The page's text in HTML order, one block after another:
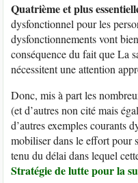
Quatrième et plus
dysfonctionnel pour les
dysfonctionnements vont
conséquence du fait que La
nécessitent une attention
Donc, mis à part les
(et d’autres non cité mais
d’autres exemples courants
mobiliser dans le effort pour
tenu du délai dans lequel
Stratégie de lutte pour la